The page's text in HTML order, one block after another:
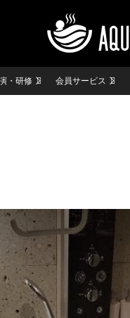
・研修 会員サービス